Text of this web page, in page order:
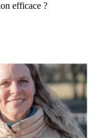
efficace ?